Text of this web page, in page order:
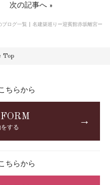
次の記事へ»
ログ一覧 名建築巡りー迎賓館赤坂離宮ー
Top
ちらから
をする
→
ちらから